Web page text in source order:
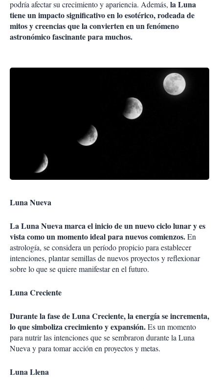
podría afectar su crecimiento y apariencia. Además, la Luna
tiene un impacto significativo en lo esotérico, rodeada de
mitos y creencias que la convierten en un fenómeno
astronómico fascinante para muchos.
Luna Nueva
La Luna Nueva marca el inicio de un nuevo ciclo lunar y es
vista como un momento ideal para nuevos comienzos.En
astrología, se considera un período propicio para establecer
intenciones, plantar semillas de nuevos proyectos y reflexionar
sobre lo que se quiere manifestar en el futuro.
Luna Creciente
Durante la fase de Luna Creciente, la energía se incrementa,
lo que simboliza crecimiento y expansión.Es un momento
para nutrir las intenciones que se sembraron durante la Luna
Nueva y para tomar acción en proyectos y metas.
Luna Llena